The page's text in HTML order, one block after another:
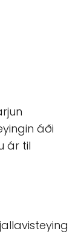
áði
ár til